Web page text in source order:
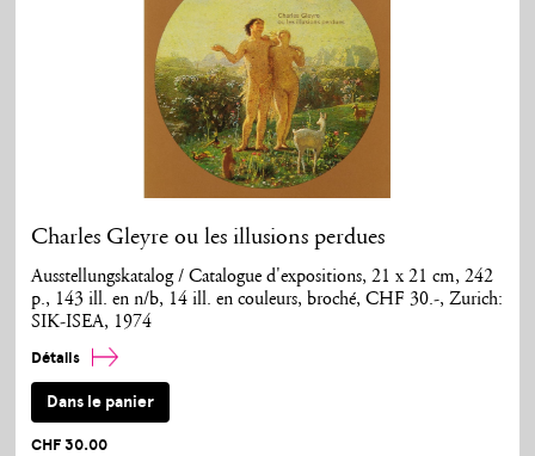
Charles Gleyre ou les illusions perdues
Ausstellungskatalog / Catalogue d'expositions, 21 x 21 cm, 242
p., 143 ill. en n/b, 14 ill. en couleurs, broché, CHF 30.-, Zurich:
SIK-ISEA, 1974
Détails
Dans le panier
CHF 30.00